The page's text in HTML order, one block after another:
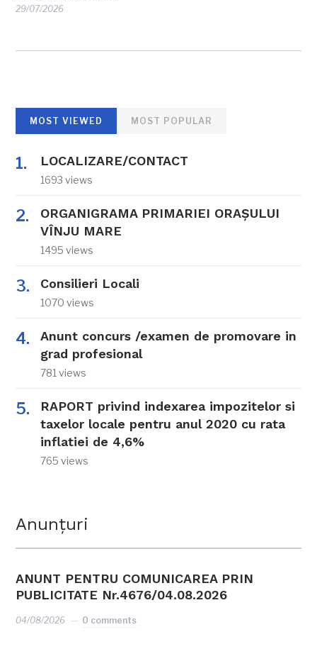
29/07/2026
MOST VIEWED MOST POPULAR
LOCALIZARE/CONTACT
1693 views
ORGANIGRAMA PRIMARIEI ORAŞULUI
VÎNJU MARE
1495 views
Consilieri Locali
1070 views
Anunt concurs /examen de promovare in
grad profesional
781 views
RAPORT privind indexarea impozitelor si
taxelor locale pentru anul 2020 cu rata
inflatiei de 4,6%
765 views
Anunțuri
ANUNT PENTRU COMUNICAREA PRIN
PUBLICITATE Nr.4676/04.08.2026
04/08/2026 0 comments